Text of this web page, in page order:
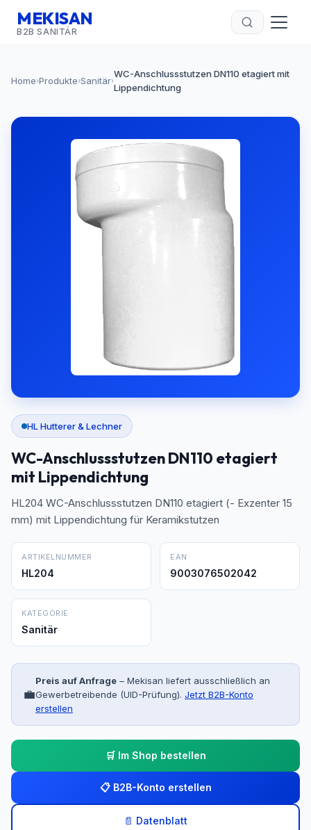
MEKISAN
B2B SANITÄR
Home›Produkte›Sanitär›
WC-Anschlussstutzen DN110 etagiert mit
Lippendichtung
HL Hutterer & Lechner
WC-Anschlussstutzen DN110 etagiert
mit Lippendichtung
HL204 WC-Anschlussstutzen DN110 etagiert (- Exzenter 15
mm) mit Lippendichtung für Keramikstutzen
ARTIKELNUMMER
HL204
EAN
9003076502042
KATEGORIE
Sanitär
💼
Preis auf Anfrage – Mekisan liefert ausschließlich an
Gewerbetreibende (UID-Prüfung). Jetzt B2B-Konto
erstellen
🛒 Im Shop bestellen
📋 B2B-Konto erstellen
📄 Datenblatt